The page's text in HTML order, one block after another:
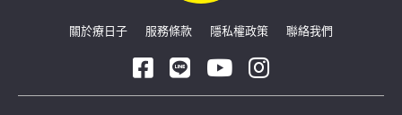
關於療日子 服務條款 隱私權政策 聯絡我們